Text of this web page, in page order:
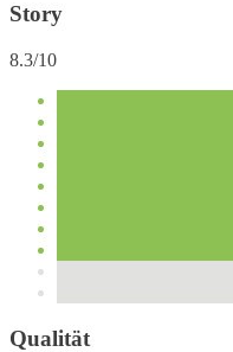
Story
8.3/10
Qualität